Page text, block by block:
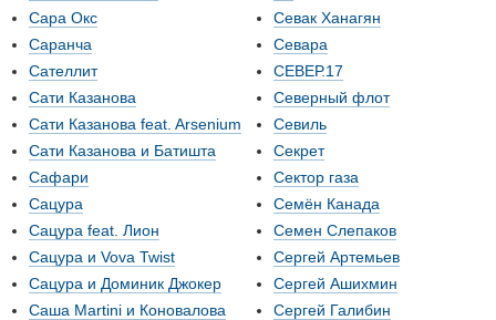
Сара Окс
Саранча
Сателлит
Сати Казанова
Сати Казанова feat. Arsenium
Сати Казанова и Батишта
Сафари
Сацура
Сацура feat. Лион
Сацура и Vova Twist
Сацура и Доминик Джокер
Саша Martini и Коновалова
Севак Ханагян
Севара
СЕВЕР.17
Северный флот
Севиль
Секрет
Сектор газа
Семён Канада
Семен Слепаков
Сергей Артемьев
Сергей Ашихмин
Сергей Галибин